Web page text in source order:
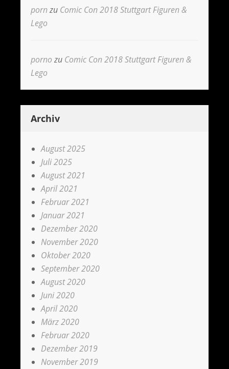
pornzu Comic Con 2018 Stuttgart Figuren &
Lego
porno zu Comic Con 2018 Stuttgart Figuren &
Lego
Archiv
August 2025
Juli 2025
August 2021
April 2021
Februar 2021
Januar 2021
Dezember 2020
November 2020
Oktober 2020
September 2020
August 2020
Juni 2020
April 2020
März 2020
Februar 2020
Dezember 2019
November 2019